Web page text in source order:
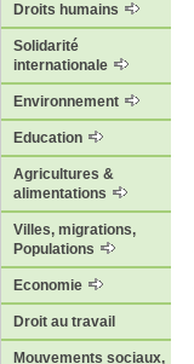
Droits humains
Solidarité
internationale
Environnement
Education
Agricultures &
alimentations
Villes, migrations,
Populations
Economie
Droit au travail
Mouvements sociaux,